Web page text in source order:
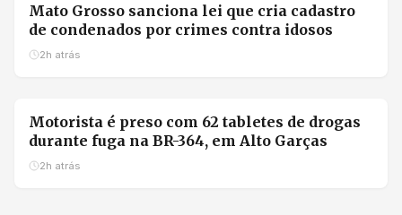
Mato Grosso sanciona lei que cria cadastro
de condenados por crimes contra idosos
2h atrás
Motorista é preso com 62 tabletes de drogas
durante fuga na BR-364, em Alto Garças
2h atrás